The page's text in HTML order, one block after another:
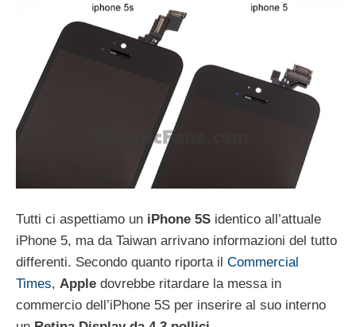
Tutti ci aspettiamo un iPhone 5S identico all’attuale
iPhone 5, ma da Taiwan arrivano informazioni del tutto
differenti. Secondo quanto riporta il Commercial
Times, Apple dovrebbe ritardare la messa in
commercio dell’iPhone 5S per inserire al suo interno